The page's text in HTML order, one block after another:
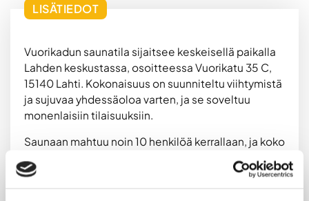
LISÄTIEDOT
Vuorikadun saunatila sijaitsee keskeisellä paikalla
Lahden keskustassa, osoitteessa Vuorikatu 35 C,
15140 Lahti. Kokonaisuus on suunniteltu viihtymistä
ja sujuvaa yhdessäoloa varten, ja se soveltuu
monenlaisiin tilaisuuksiin.
Saunaan mahtuu noin 10 henkilöä kerrallaan, ja koko
tila palvelee jopa 25 hengen ryhmiä. Tilavassa
pesuhuoneessa on 4 suihkua ja 2 WC:tä, mikä